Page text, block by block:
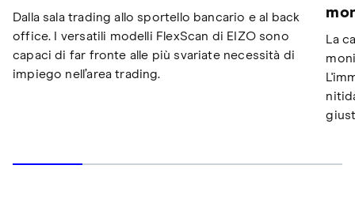
Dalla sala trading allo sportello bancario e al back
office. I versatili modelli FlexScan di EIZO sono
capaci di far fronte alle più svariate necessità di
impiego nell’area trading.
La